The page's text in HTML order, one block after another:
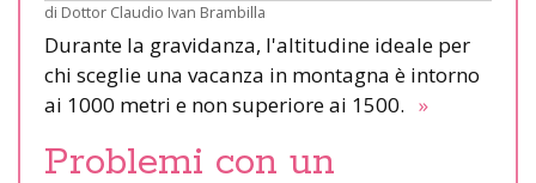
di Dottor Claudio Ivan Brambilla
Durante la gravidanza, l'altitudine ideale per
chi sceglie una vacanza in montagna è intorno
ai 1000 metri e non superiore ai 1500. »
Problemi con un